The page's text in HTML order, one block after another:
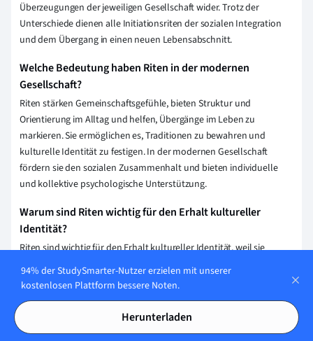
Überzeugungen der jeweiligen Gesellschaft wider. Trotz der
Unterschiede dienen alle Initiationsriten der sozialen Integration
und dem Übergang in einen neuen Lebensabschnitt.
Welche Bedeutung haben Riten in der modernen
Gesellschaft?
Riten stärken Gemeinschaftsgefühle, bieten Struktur und
Orientierung im Alltag und helfen, Übergänge im Leben zu
markieren. Sie ermöglichen es, Traditionen zu bewahren und
kulturelle Identität zu festigen. In der modernen Gesellschaft
fördern sie den sozialen Zusammenhalt und bieten individuelle
und kollektive psychologische Unterstützung.
Warum sind Riten wichtig für den Erhalt kultureller
Identität?
Riten sind wichtig für den Erhalt kultureller Identität, weil sie
Traditionen und Werte einer Gemeinschaft bewahren und
weitergeben. Sie schaffen ein Gefühl von Zusammengehörigkeit
strukturieren und symbolisch verankern. So stärken Riten das
kollektive Gedächtnis und fördern den kulturellen Zusammenhalt.
94% der StudySmarter-Nutzer erzielen mit unserer
kostenlosen Plattform bessere Noten.
Herunterladen